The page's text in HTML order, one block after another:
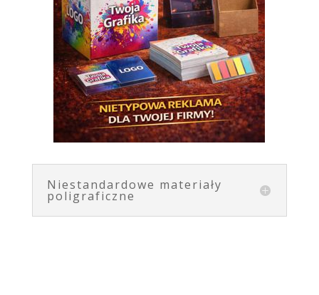
Niestandardowe materiały
poligraficzne